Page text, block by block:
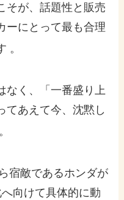
そが、話題性と販売
ーにとって最も合理
。
なく、「一番盛り上
てあえて今、沈黙し
。
宿敵であるホンダが
向けて具体的に動